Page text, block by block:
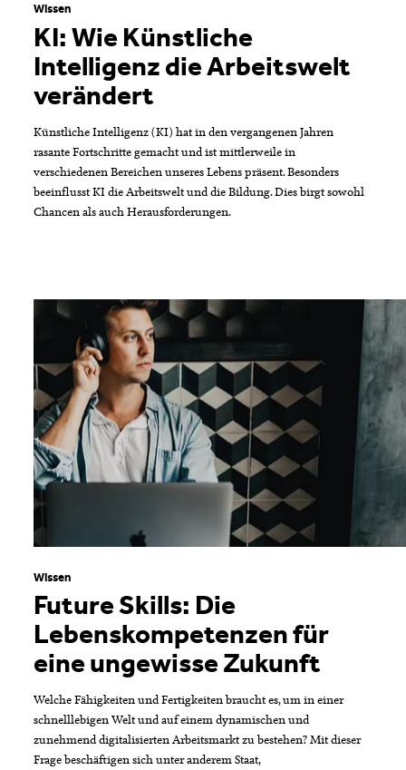
KI: Wie Künstliche
Intelligenz die Arbeitswelt
verändert
Wissen
Künstliche Intelligenz (KI) hat in den vergangenen Jahren
rasante Fortschritte gemacht und ist mittlerweile in
verschiedenen Bereichen unseres Lebens präsent. Besonders
beeinflusst KI die Arbeitswelt und die Bildung. Dies birgt sowohl
Chancen als auch Herausforderungen.
Future Skills: Die
Lebenskompetenzen für
eine ungewisse Zukunft
Wissen
Welche Fähigkeiten und Fertigkeiten braucht es, um in einer
schnelllebigen Welt und auf einem dynamischen und
zunehmend digitalisierten Arbeitsmarkt zu bestehen? Mit dieser
Frage beschäftigen sich unter anderem Staat,